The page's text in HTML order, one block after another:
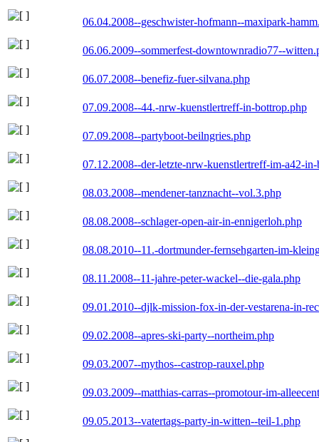
06.04.2008--geschwister-hofmann--maxipark-
06.06.2009--sommerfest-downtownradio77--
06.07.2008--benefiz-fuer-silvana.php
07.09.2008--44.-nrw-kuenstlertreff-in-bottrop.php
07.09.2008--partyboot-beilngries.php
07.12.2008--der-letzte-nrw-kuenstlertreff-im-a42-
08.03.2008--mendener-tanznacht--vol.3.php
08.08.2008--schlager-open-air-in-ennigerloh.php
08.08.2010--11.-dortmunder-fernsehgarten-im-
08.11.2008--11-jahre-peter-wackel--die-gala.php
09.01.2010--djlk-mission-fox-in-der-vestarena-in-
09.02.2008--apres-ski-party--northeim.php
09.03.2007--mythos--castrop-rauxel.php
09.03.2009--matthias-carras--promotour-im-
09.05.2013--vatertags-party-in-witten--teil-1.php